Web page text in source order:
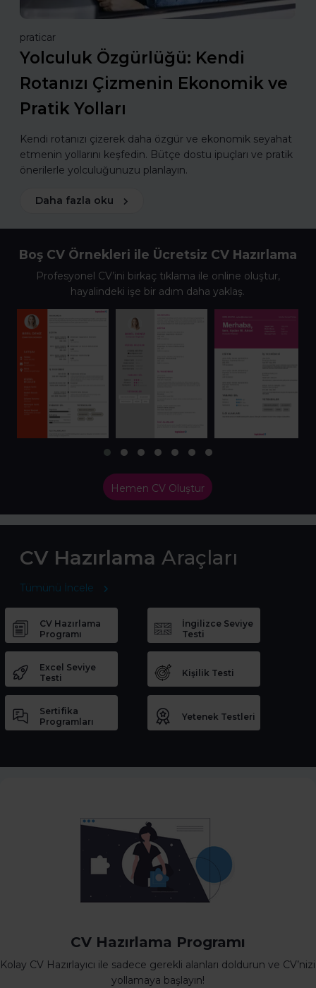
praticar
Yolculuk Özgürlüğü: Kendi
Rotanızı Çizmenin Ekonomik ve
Pratik Yolları
Kendi rotanızı çizerek daha özgür ve ekonomik seyahat
etmenin yollarını keşfedin. Bütçe dostu ipuçları ve pratik
önerilerle yolculuğunuzu planlayın.
Daha fazla oku
Boş CV Örnekleri ile Ücretsiz CV Hazırlama
Profesyonel CV’ini birkaç tıklama ile online oluştur,
hayalindeki işe bir adım daha yaklaş.
Hemen CV Oluştur
CV Hazırlama Araçları
Tümünü İncele
CV Hazırlama
Programı
İngilizce Seviye
Testi
Excel Seviye
Testi
Kişilik Testi
Sertifika
Programları
Yetenek Testleri
CV Hazırlama Programı
Kolay CV Hazırlayıcı ile sadece gerekli alanları doldurun ve CV’nizi
yollamaya başlayın!